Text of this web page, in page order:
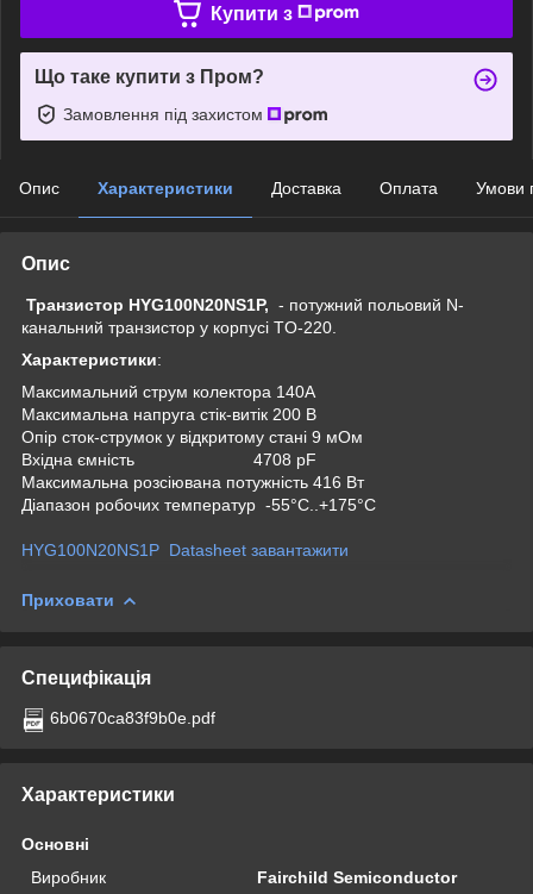
Купити з
Що таке купити з Пром?
Замовлення під захистом
Опис Характеристики Доставка Оплата Умови
Опис
Транзистор HYG100N20NS1P, - потужний польовий N-
канальний транзистор у корпусі TO-220.
Характеристики:
Максимальний струм колектора 140А
Максимальна напруга стік-витік 200 В
Опір сток-струмок у відкритому стані 9 мОм
Вхідна ємність 4708 pF
Максимальна розсіювана потужність 416 Вт
Діапазон робочих температур -55°C..+175°C
HYG100N20NS1P Datasheet завантажити
Приховати
Специфікація
6b0670ca83f9b0e.pdf
Характеристики
Основні
Виробник
Fairchild Semiconductor